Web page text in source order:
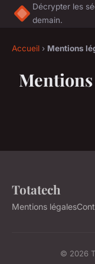
Décrypter les
demain.
Accueil › Mentions
Totatech
Mentions légales
© 2026